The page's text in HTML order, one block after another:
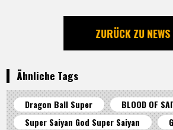
ZURÜCK ZU NEWS
Ähnliche Tags
Dragon Ball Super
BLOOD OF
Super Saiyan God Super Saiyan